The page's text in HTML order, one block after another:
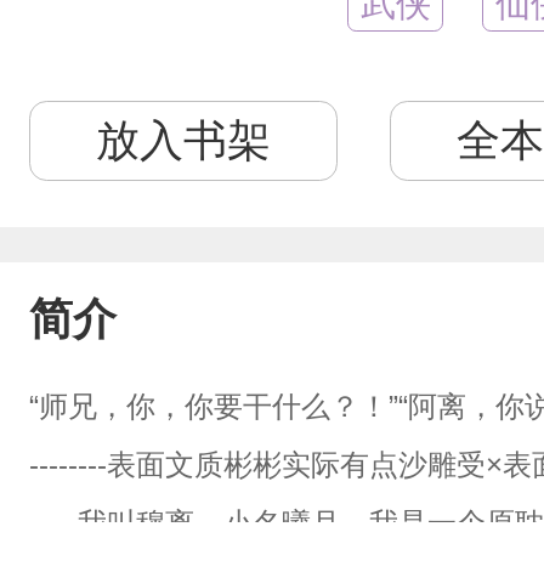
放入书架 全
简介
“师兄，你，你要干什么？！”“阿离，
--------表面文质彬彬实际有点沙雕受×
-----我叫穆离，小名曦月。我是一个原